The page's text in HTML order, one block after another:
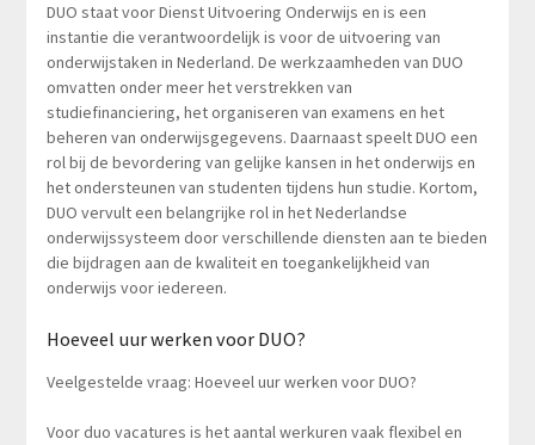
DUO staat voor Dienst Uitvoering Onderwijs en is een
instantie die verantwoordelijk is voor de uitvoering van
onderwijstaken in Nederland. De werkzaamheden van DUO
omvatten onder meer het verstrekken van
studiefinanciering, het organiseren van examens en het
beheren van onderwijsgegevens. Daarnaast speelt DUO een
rol bij de bevordering van gelijke kansen in het onderwijs en
het ondersteunen van studenten tijdens hun studie. Kortom,
DUO vervult een belangrijke rol in het Nederlandse
onderwijssysteem door verschillende diensten aan te bieden
die bijdragen aan de kwaliteit en toegankelijkheid van
onderwijs voor iedereen.
Hoeveel uur werken voor DUO?
Veelgestelde vraag: Hoeveel uur werken voor DUO?
Voor duo vacatures is het aantal werkuren vaak flexibel en